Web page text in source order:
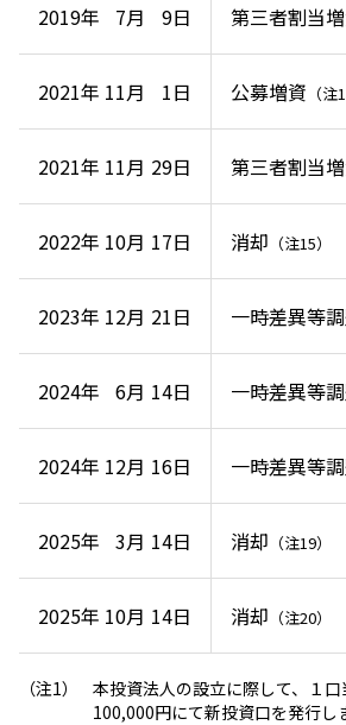
2019年 7月 9日 第三者割当
2021年 11月 1日 公募増資 （注
2021年 11月 29日 第三者割当
2022年 10月 17日 消却 （注15）
2023年 12月 21日 一時差異等
2024年 6月 14日 一時差異等
2024年 12月 16日 一時差異等
2025年 3月 14日 消却 （注19）
2025年 10月 14日 消却 （注20）
本投資法人の設立に際して、１
100,000円にて新投資口を発行し